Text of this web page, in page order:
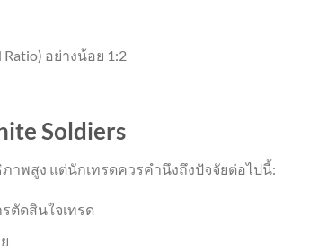
อย่างน้อย 1:2
Soldiers
ภาพสูง แต่นักเทรดควรคำนึงถึงปัจจัยต่อไปนี้:
รตัดสินใจเทรด